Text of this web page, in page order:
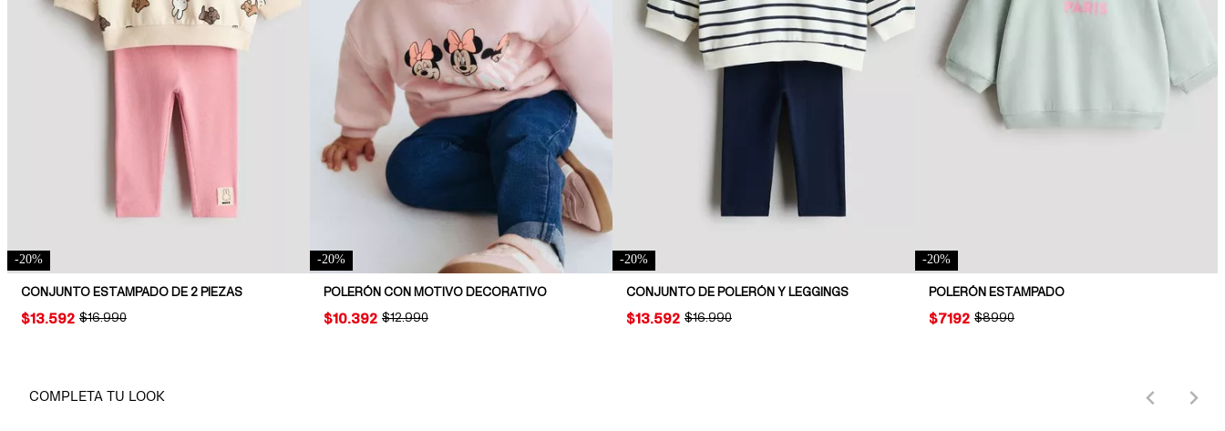
-20%
CONJUNTO ESTAMPADO DE 2 PIEZAS
ORIGINAL PRICE:
$16.990
PRICE:
$13.592
-20%
POLERÓN CON MOTIVO DECORATIVO
ORIGINAL PRICE:
$12.990
PRICE:
$10.392
-20%
CONJUNTO DE POLERÓN Y LEGGINGS
ORIGINAL PRICE:
$16.990
PRICE:
$13.592
-20%
POLERÓN ESTAMPADO
ORIGINAL PRICE:
$8990
PRICE:
$7192
COMPLETA TU LOOK